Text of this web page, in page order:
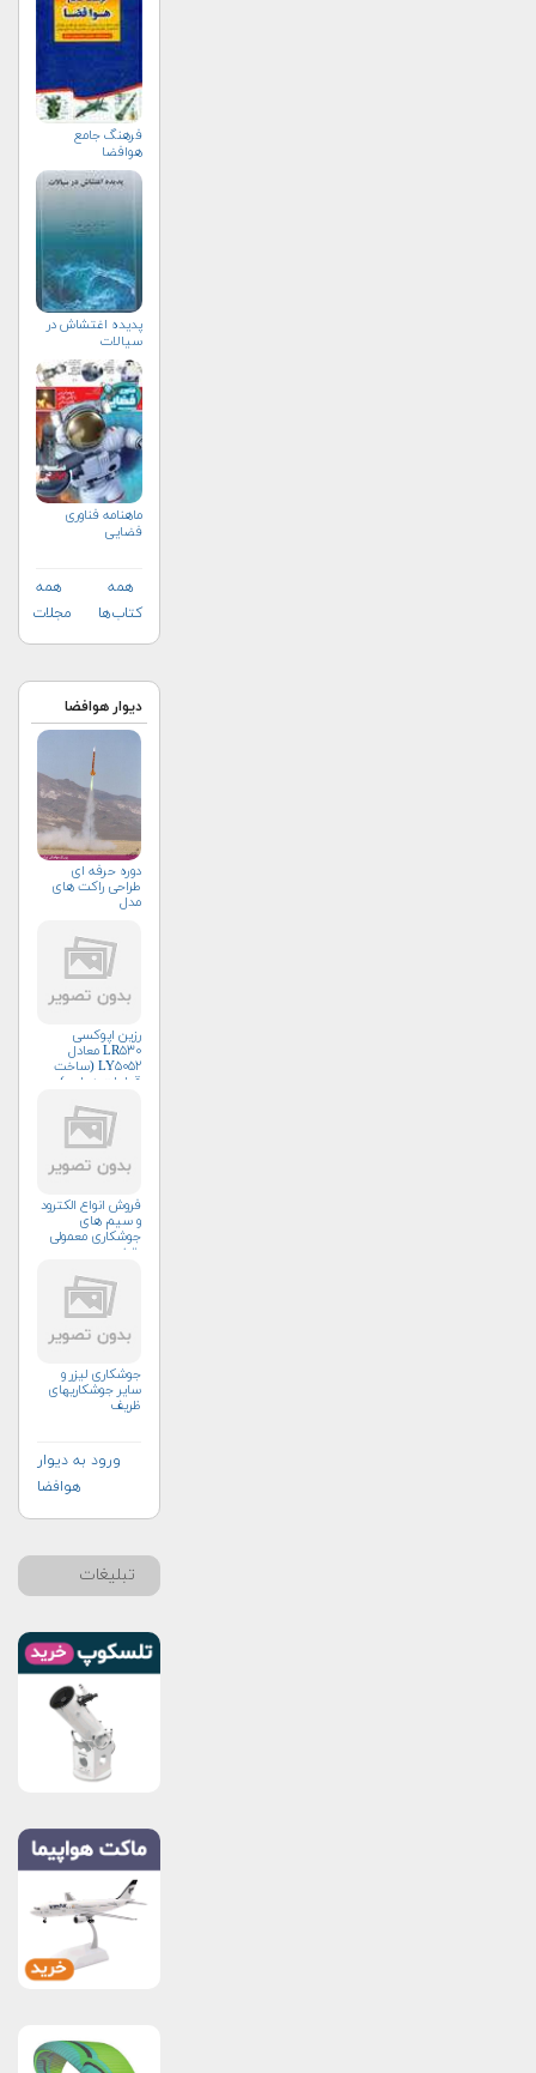
فرهنگ جامع
هوافضا
پدیده اغتشاش در
سیالات
ماهنامه فناوری
فضایی
همه
کتاب‌ها
همه
مجلات
دیوار هوافضا
دوره حرفه ای
طراحی راکت های
مدل
رزین اپوکسی
LR۵۳۰ معادل
LY۵۰۵۲ (ساخت
قطعات هوایی)
فروش انواع الکترود
و سیم های
جوشکاری معمولی
وتخصصی
جوشکاری لیزر و
سایر جوشکاریهای
ظریف
ورود به دیوار
هوافضا
تبلیغات